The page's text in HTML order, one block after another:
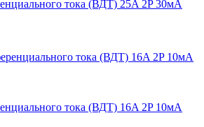
тока (ВДТ) 25A 2P 30мА
тока (ВДТ) 16A 2P 10мА